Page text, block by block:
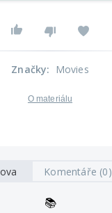
Značky: Movies
O materiálu
Komentáře (0)
📚